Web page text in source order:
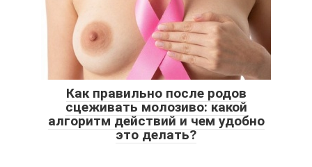
Как правильно после родов
сцеживать молозиво: какой
алгоритм действий и чем удобно
это делать?